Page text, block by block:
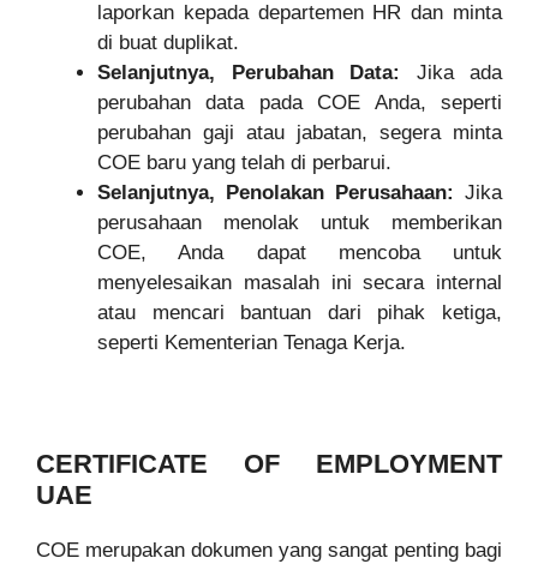
laporkan kepada departemen HR dan minta
di buat duplikat.
Selanjutnya, Perubahan Data:
Jika ada
perubahan data pada COE Anda, seperti
perubahan gaji atau jabatan, segera minta
COE baru yang telah di perbarui.
Selanjutnya, Penolakan Perusahaan: Jika
perusahaan menolak untuk memberikan
COE, Anda dapat mencoba untuk
menyelesaikan masalah ini secara internal
atau mencari bantuan dari pihak ketiga,
seperti Kementerian Tenaga Kerja.
CERTIFICATE OF EMPLOYMENT
UAE
COE merupakan dokumen yang sangat penting bagi